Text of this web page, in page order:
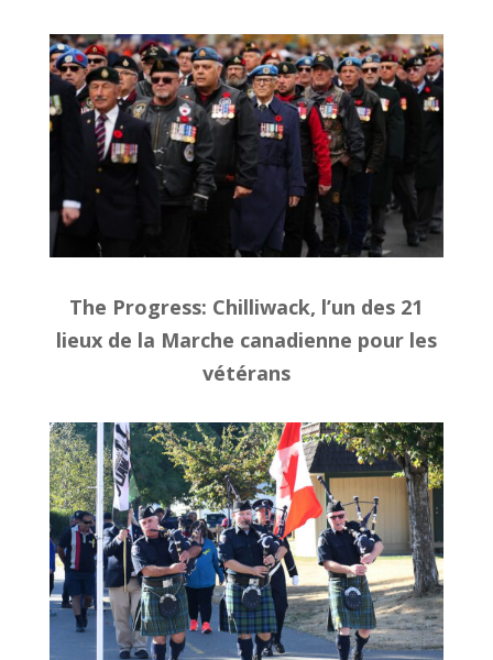
The Progress: Chilliwack, l’un des 21
lieux de la Marche canadienne pour les
vétérans